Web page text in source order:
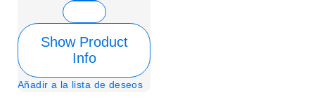
Show Product
Info
Añadir a la lista de deseos